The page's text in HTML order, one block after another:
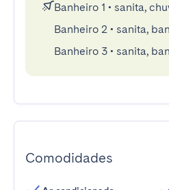
Banheiro 1 • sanita,
Banheiro 2 • sanita,
Banheiro 3 • sanita,
Comodidades